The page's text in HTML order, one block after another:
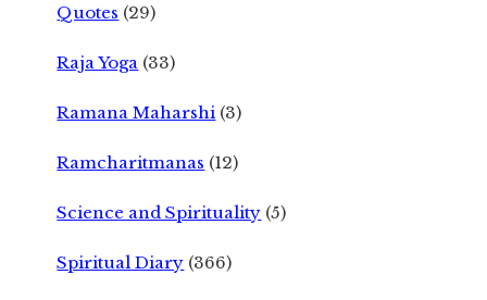
Quotes (29)
Raja Yoga (33)
Ramana Maharshi (3)
Ramcharitmanas (12)
Science and Spirituality (5)
Spiritual Diary (366)